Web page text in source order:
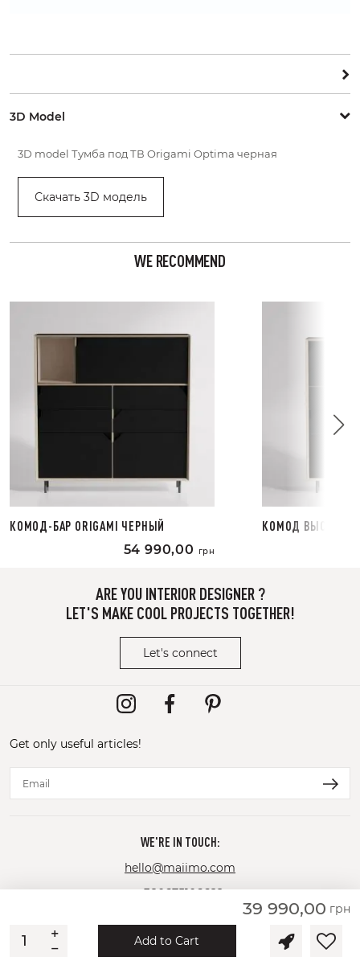
39 990,00 грн
+
−
Add to Cart
3D Model
3D model Тумба под ТВ Origami Optima черная
Скачать 3D модель
WE RECOMMEND
КОМОД-БАР ORIGAMI ЧЕРНЫЙ
54 990,00 грн
КОМОД ВЫСОКИЙ
ARE YOU INTERIOR DESIGNER ?
LET'S MAKE COOL PROJECTS TOGETHER!
Let's connect
Get only useful articles!
WE'RE IN TOUCH:
hello@maiimo.com
+380675106622